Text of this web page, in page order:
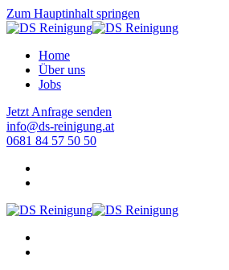
Zum Hauptinhalt springen
Home
Über uns
Jobs
Jetzt Anfrage senden
info@ds-reinigung.at
0681 84 57 50 50